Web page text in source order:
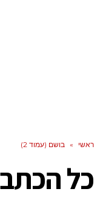
ראשי » בושם (עמוד 2)
כל